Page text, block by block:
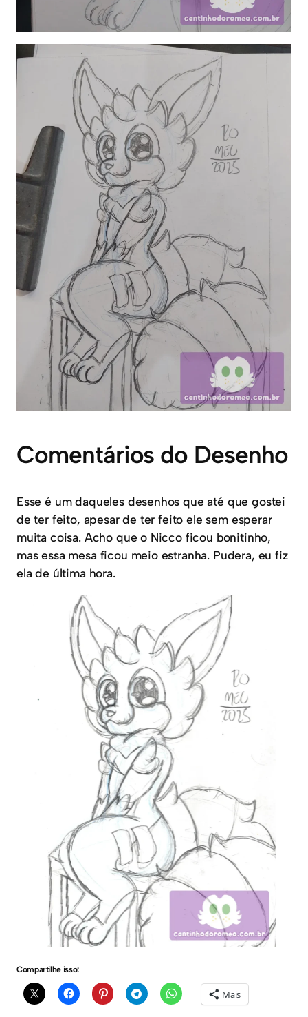
Comentários do Desenho
Esse é um daqueles desenhos que até que gostei
de ter feito, apesar de ter feito ele sem esperar
muita coisa. Acho que o Nicco ficou bonitinho,
mas essa mesa ficou meio estranha. Pudera, eu fiz
ela de última hora.
Compartilhe isso:
Mais